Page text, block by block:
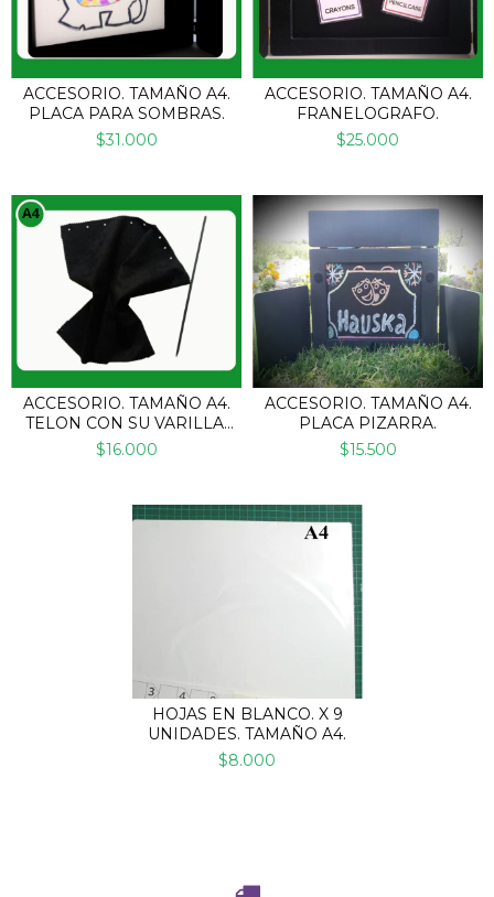
ACCESORIO. TAMAÑO A4.
PLACA PARA SOMBRAS.
$31.000
ACCESORIO. TAMAÑO A4.
FRANELOGRAFO.
$25.000
ACCESORIO. TAMAÑO A4.
TELON CON SU VARILLA.
PARA TITERES.
$16.000
ACCESORIO. TAMAÑO A4.
PLACA PIZARRA.
$15.500
HOJAS EN BLANCO. X 9
UNIDADES. TAMAÑO A4.
$8.000